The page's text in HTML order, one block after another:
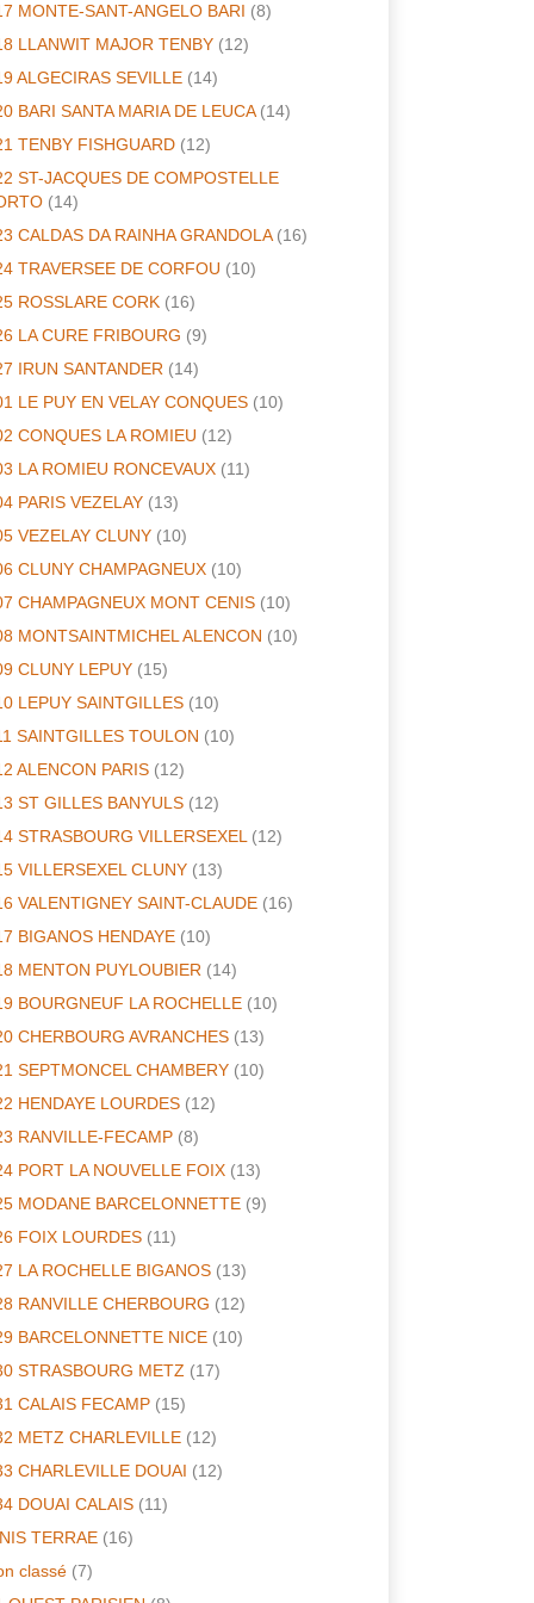
MONTE-SANT-ANGELO BARI (8)
LLANWIT MAJOR TENBY (12)
ALGECIRAS SEVILLE (14)
BARI SANTA MARIA DE LEUCA(14)
TENBY FISHGUARD (12)
ST-JACQUES DE COMPOSTELLE
(14)
CALDAS DA RAINHA GRANDOLA(16)
TRAVERSEE DE CORFOU (10)
ROSSLARE CORK (16)
LA CURE FRIBOURG (9)
IRUN SANTANDER (14)
LE PUY EN VELAY CONQUES (10)
CONQUES LA ROMIEU (12)
LA ROMIEU RONCEVAUX (11)
PARIS VEZELAY (13)
VEZELAY CLUNY (10)
CLUNY CHAMPAGNEUX (10)
CHAMPAGNEUX MONT CENIS (10)
MONTSAINTMICHEL ALENCON (10)
CLUNY LEPUY (15)
LEPUY SAINTGILLES (10)
SAINTGILLES TOULON (10)
ALENCON PARIS (12)
ST GILLES BANYULS (12)
STRASBOURG VILLERSEXEL (12)
VILLERSEXEL CLUNY (13)
VALENTIGNEY SAINT-CLAUDE (16)
BIGANOS HENDAYE (10)
MENTON PUYLOUBIER (14)
BOURGNEUF LA ROCHELLE (10)
CHERBOURG AVRANCHES (13)
SEPTMONCEL CHAMBERY (10)
HENDAYE LOURDES (12)
RANVILLE-FECAMP (8)
PORT LA NOUVELLE FOIX (13)
MODANE BARCELONNETTE (9)
FOIX LOURDES (11)
LA ROCHELLE BIGANOS (13)
RANVILLE CHERBOURG (12)
BARCELONNETTE NICE (10)
STRASBOURG METZ (17)
CALAIS FECAMP (15)
METZ CHARLEVILLE (12)
CHARLEVILLE DOUAI (12)
DOUAI CALAIS (11)
TERRAE (16)
classé (7)